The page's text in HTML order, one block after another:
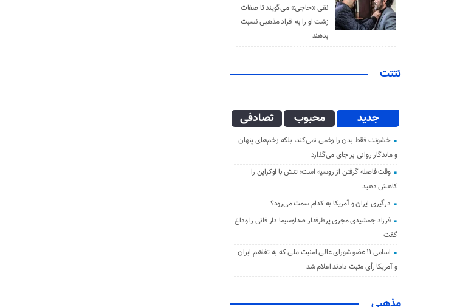
نقی «حاجی» می‌گویند تا صفات
زشت او را به افراد مذهبی نسبت
بدهند
تتتت
جدید محبوب تصادفی
خشونت فقط بدن را زخمی نمی‌کند، بلکه زخم‌های پنهان
و ماندگار روانی بر جای می‌گذارد
وقت فاصله گرفتن از روسیه است؛ تنش با اوکراین را
کاهش دهید
درگیری ایران و آمریکا به کدام سمت می‌رود؟
فرزاد جمشیدی مجری پرطرفدار صداوسیما دار فانی را وداع
گفت
اسامی ۱۱ عضو شورای عالی امنیت ملی که به تفاهم ایران
و آمریکا رأی مثبت دادند اعلام شد
مذهبی